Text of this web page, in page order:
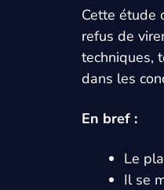
Cette étude
refus de
techniques,
dans les
En bref :
Le
Il se